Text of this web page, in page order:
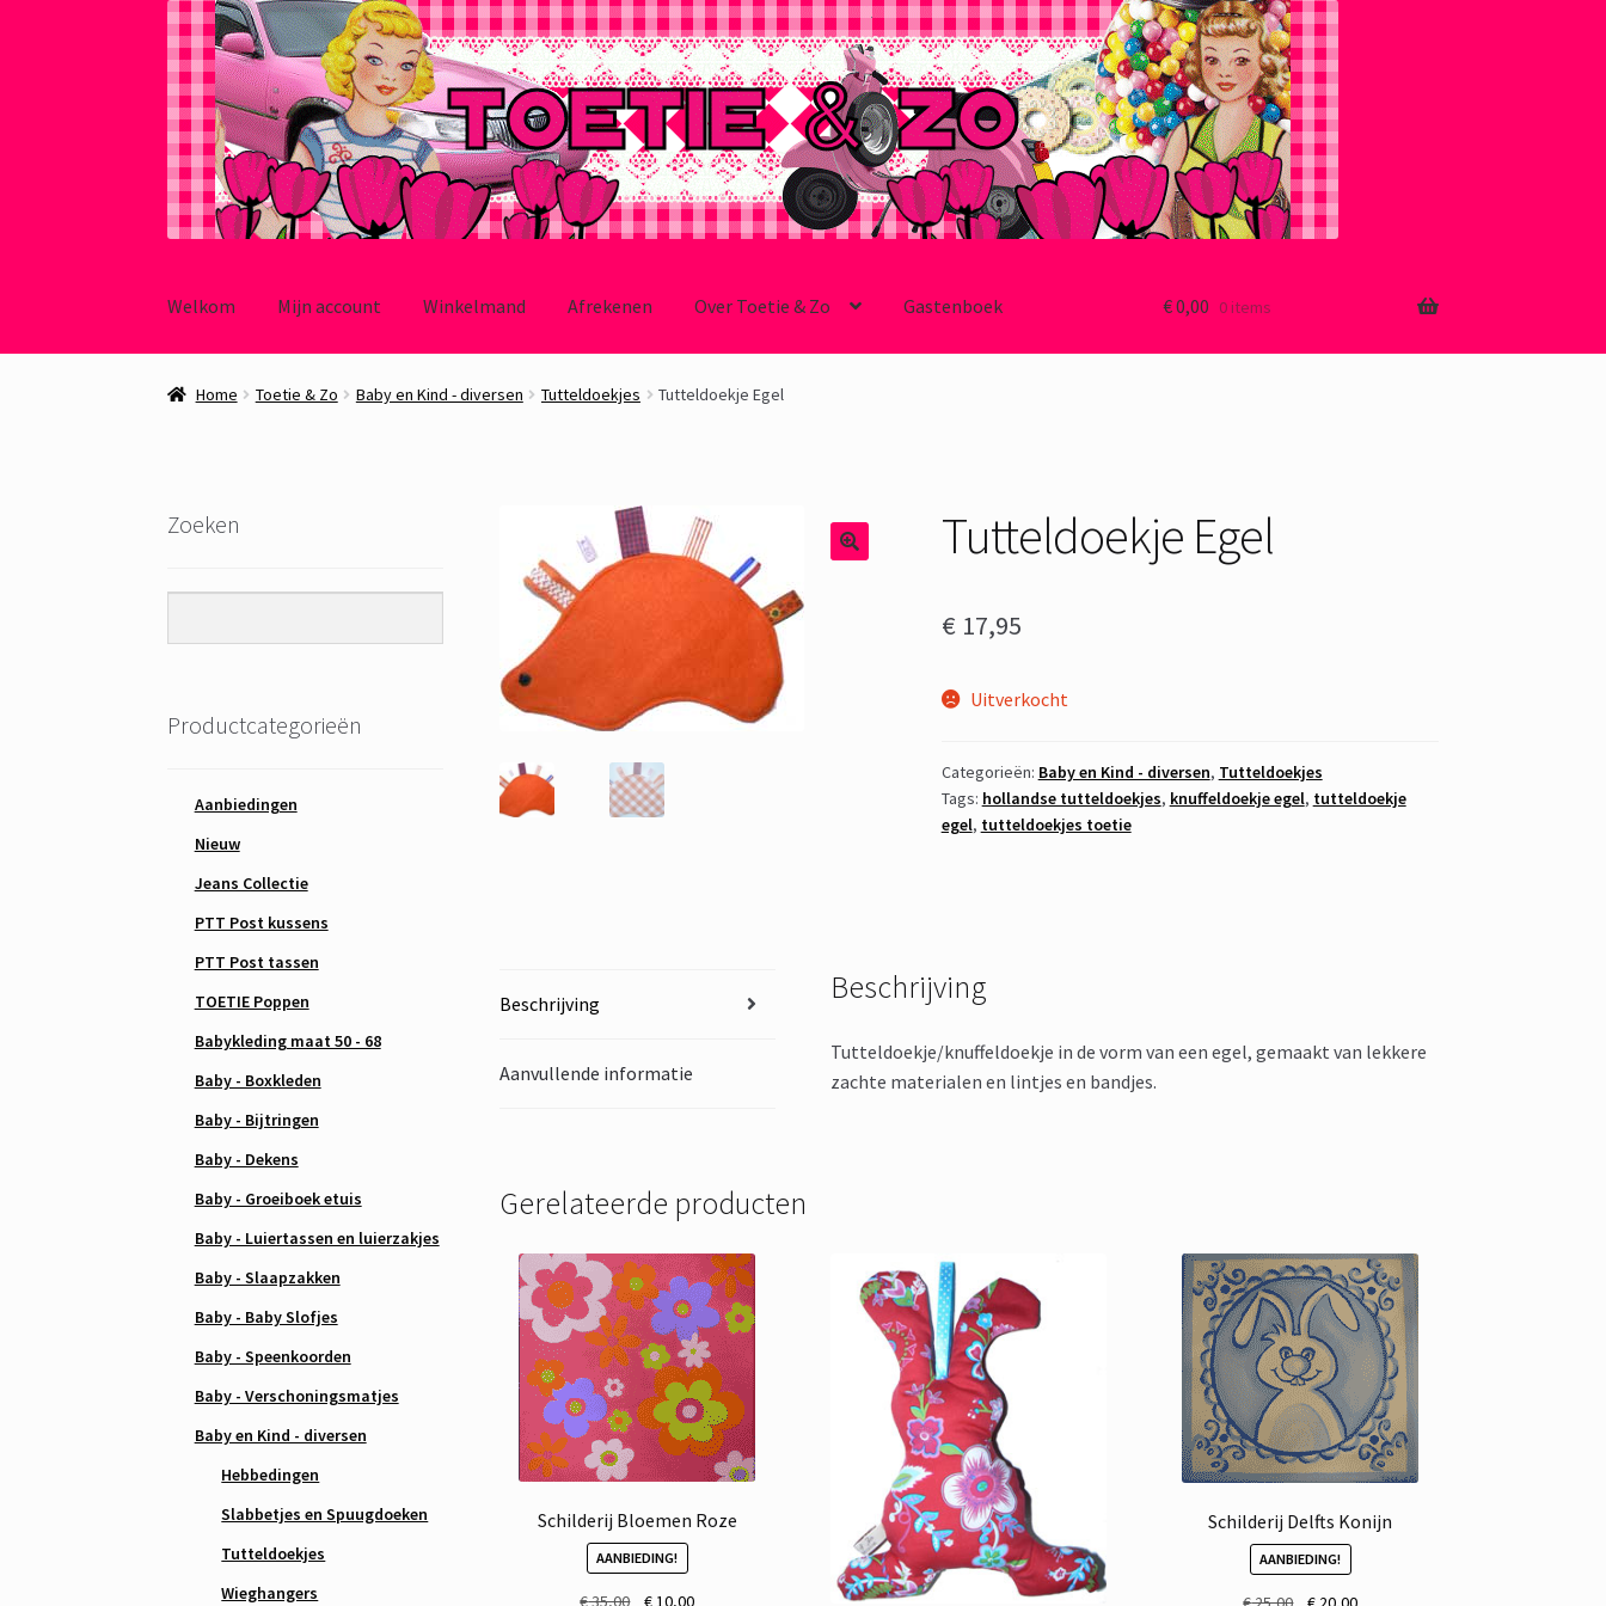
door
naar
Welkom Mijn account Winkelmand Afrekenen Over Toetie & Zo Gastenboek €0,00 0 items
Home Toetie & Zo Baby en Kind - diversen Tutteldoekjes Tutteldoekje Egel
Tutteldoekje Egel
€ 17,95
Uitverkocht
Categorieën: Baby en Kind - diversen, Tutteldoekjes
Tags: hollandse tutteldoekjes, knuffeldoekje egel, tutteldoekje
egel, tutteldoekjes toetie
Beschrijving
Aanvullende informatie
Beschrijving
Tutteldoekje/knuffeldoekje in de vorm van een egel, gemaakt van lekkere
zachte materialen en lintjes en bandjes.
Gerelateerde producten
Schilderij Bloemen Roze
AANBIEDING!
€35,00
Oorspronkelijke
€10,00Huidige
Schilderij Delfts Konijn
AANBIEDING!
Oorspronkelijke
Huidige
Zoeken
Productcategorieën
Aanbiedingen
Nieuw
Jeans Collectie
PTT Post kussens
PTT Post tassen
TOETIE Poppen
Babykleding maat 50 - 68
Baby - Boxkleden
Baby - Bijtringen
Baby - Dekens
Baby - Groeiboek etuis
Baby - Luiertassen en luierzakjes
Baby - Slaapzakken
Baby - Baby Slofjes
Baby - Speenkoorden
Baby - Verschoningsmatjes
Baby en Kind - diversen
Hebbedingen
Slabbetjes en Spuugdoeken
Tutteldoekjes
Wieghangers